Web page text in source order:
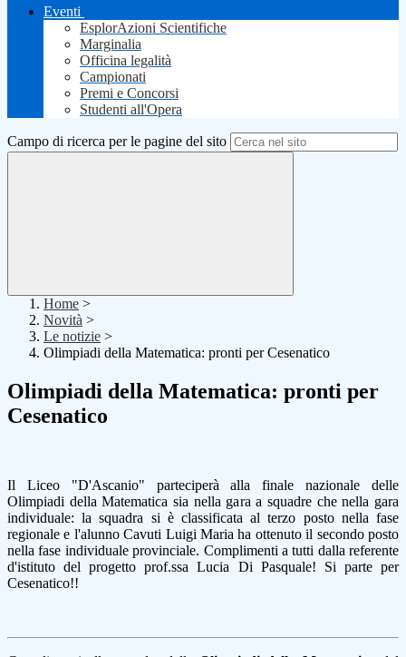
Eventi
EsplorAzioni Scientifiche
Marginalia
Officina legalità
Campionati
Premi e Concorsi
Studenti all'Opera
Campo di ricerca per le pagine del sito
Home >
Novità >
Le notizie >
Olimpiadi della Matematica: pronti per Cesenatico
Olimpiadi della Matematica: pronti per
Cesenatico
Il Liceo "D'Ascanio" parteciperà alla finale nazionale delle
Olimpiadi della Matematica sia nella gara a squadre che nella gara
individuale: la squadra si è classificata al terzo posto nella fase
regionale e l'alunno Cavuti Luigi Maria ha ottenuto il secondo posto
nella fase individuale provinciale. Complimenti a tutti dalla referente
d'istituto del progetto prof.ssa Lucia Di Pasquale! Si parte per
Cesenatico!!